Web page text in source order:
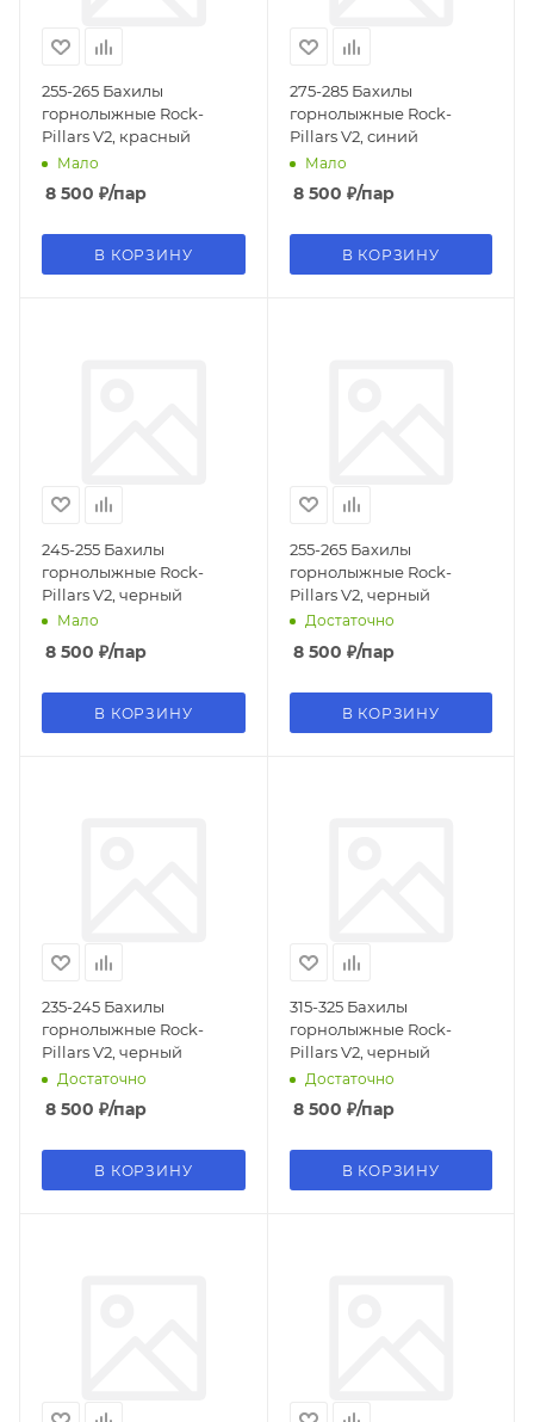
255-265 Бахилы
горнолыжные Rock-
Pillars V2, красный
Мало
8 500 ₽/пар
В КОРЗИНУ
275-285 Бахилы
горнолыжные Rock-
Pillars V2, синий
Мало
8 500 ₽/пар
В КОРЗИНУ
245-255 Бахилы
горнолыжные Rock-
Pillars V2, черный
Мало
8 500 ₽/пар
В КОРЗИНУ
255-265 Бахилы
горнолыжные Rock-
Pillars V2, черный
Достаточно
8 500 ₽/пар
В КОРЗИНУ
235-245 Бахилы
горнолыжные Rock-
Pillars V2, черный
Достаточно
8 500 ₽/пар
В КОРЗИНУ
315-325 Бахилы
горнолыжные Rock-
Pillars V2, черный
Достаточно
8 500 ₽/пар
В КОРЗИНУ